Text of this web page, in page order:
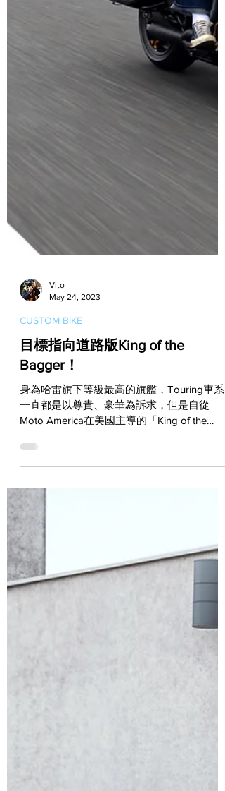
Vito
CUSTOM BIKE
目標指向道路版King of the
Bagger！
身為哈雷旗下等級最高的旗艦，Touring車系
一直都是以尊貴、豪華為訴求，但是自從
Baggers」賽事誕生後，也就此扭轉了
Touring車系的形象。這也讓許多人意識到，
場上...